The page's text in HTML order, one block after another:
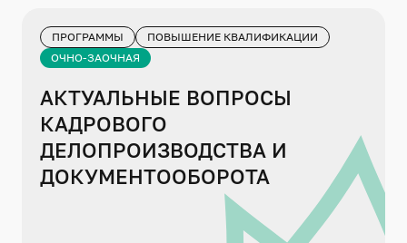
ПРОГРАММЫ
ПОВЫШЕНИЕ КВАЛИФИКАЦИИ
ОЧНО-ЗАОЧНАЯ
АКТУАЛЬНЫЕ ВОПРОСЫ
КАДРОВОГО
ДЕЛОПРОИЗВОДСТВА И
ДОКУМЕНТООБОРОТА